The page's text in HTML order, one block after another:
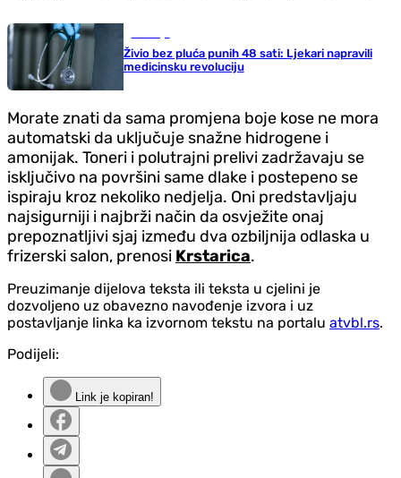
Živio bez pluća punih 48 sati: Ljekari napravili
medicinsku revoluciju
Morate znati da sama promjena boje kose ne mora
automatski da uključuje snažne hidrogene i
amonijak. Toneri i polutrajni prelivi zadržavaju se
isključivo na površini same dlake i postepeno se
ispiraju kroz nekoliko nedjelja. Oni predstavljaju
najsigurniji i najbrži način da osvježite onaj
prepoznatljivi sjaj između dva ozbiljnija odlaska u
frizerski salon, prenosi Krstarica.
Preuzimanje dijelova teksta ili teksta u cjelini je
dozvoljeno uz obavezno navođenje izvora i uz
postavljanje linka ka izvornom tekstu na portalu atvbl.rs.
Podijeli:
Link je kopiran!